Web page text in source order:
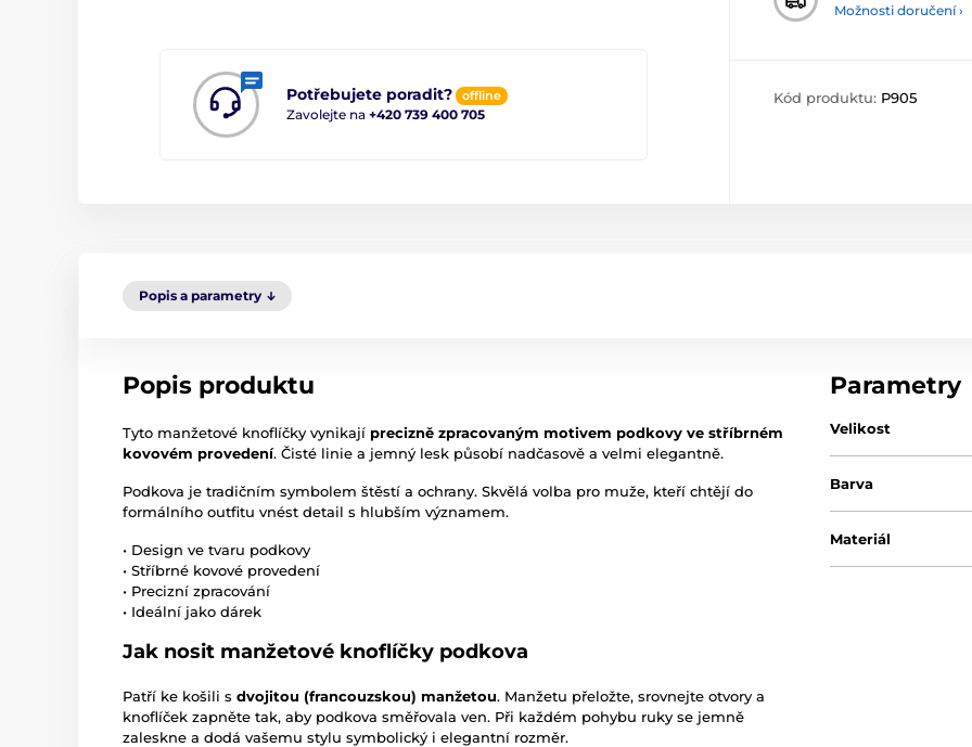
Potřebujete poradit? offline
Zavolejte na +420 739 400 705
Možnosti doručení ›
Kód produktu: P905
Popis a parametry
Popis produktu
Tyto manžetové knoflíčky vynikají precizně zpracovaným motivem podkovy ve stříbrném
kovovém provedení. Čisté linie a jemný lesk působí nadčasově a velmi elegantně.
Podkova je tradičním symbolem štěstí a ochrany. Skvělá volba pro muže, kteří chtějí do
formálního outfitu vnést detail s hlubším významem.
• Design ve tvaru podkovy
• Stříbrné kovové provedení
• Precizní zpracování
• Ideální jako dárek
Jak nosit manžetové knoflíčky podkova
Patří ke košili s dvojitou (francouzskou) manžetou. Manžetu přeložte, srovnejte otvory a
knoflíček zapněte tak, aby podkova směřovala ven. Při každém pohybu ruky se jemně
zaleskne a dodá vašemu stylu symbolický i elegantní rozměr.
Parametry
Velikost
Barva
Materiál